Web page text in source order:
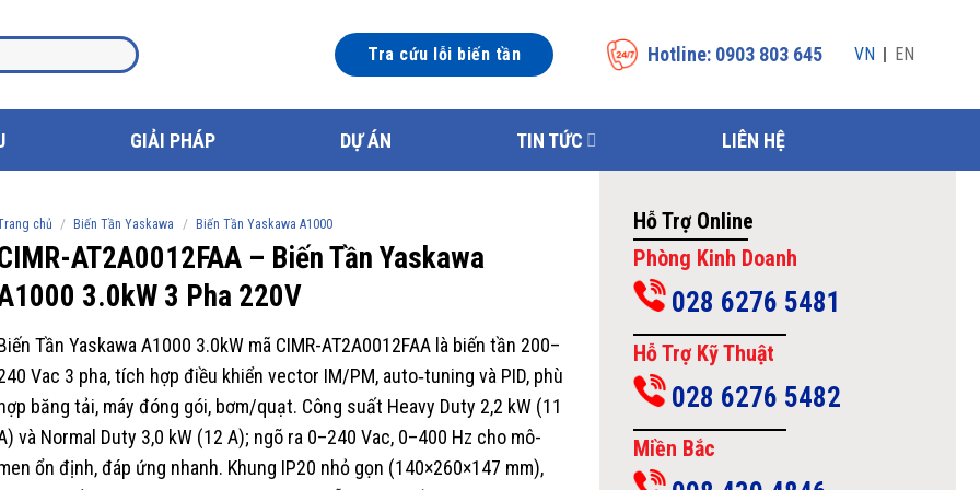
Tra cứu lỗi biến tần Hotline: 0903 803 645 EN
VN
GIẢI PHÁP DỰ ÁN TIN TỨC LIÊN HỆ
Hỗ Trợ Online
Phòng Kinh Doanh
028 6276 5481
Hỗ Trợ Kỹ Thuật
028 6276 5482
Miền Bắc
chủ / Biến Tần Yaskawa / Biến Tần Yaskawa A1000
AT2A0012FAA – Biến Tần Yaskawa
3.0kW 3 Pha 220V
Tần Yaskawa A1000 3.0kW mã CIMR-AT2A0012FAA là biến tần 200–
Vac 3 pha, tích hợp điều khiển vector IM/PM, auto‑tuning và PID, phù
hợp băng tải, máy đóng gói, bơm/quạt. Công suất Heavy Duty 2,2 kW (11
và Normal Duty 3,0 kW (12 A); ngõ ra 0–240 Vac, 0–400 Hz cho mô-
ổn định, đáp ứng nhanh. Khung IP20 nhỏ gọn (140×260×147 mm),